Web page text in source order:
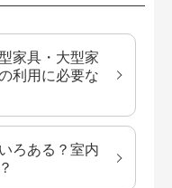
家具・大型家
利用に必要な
ろある？室内